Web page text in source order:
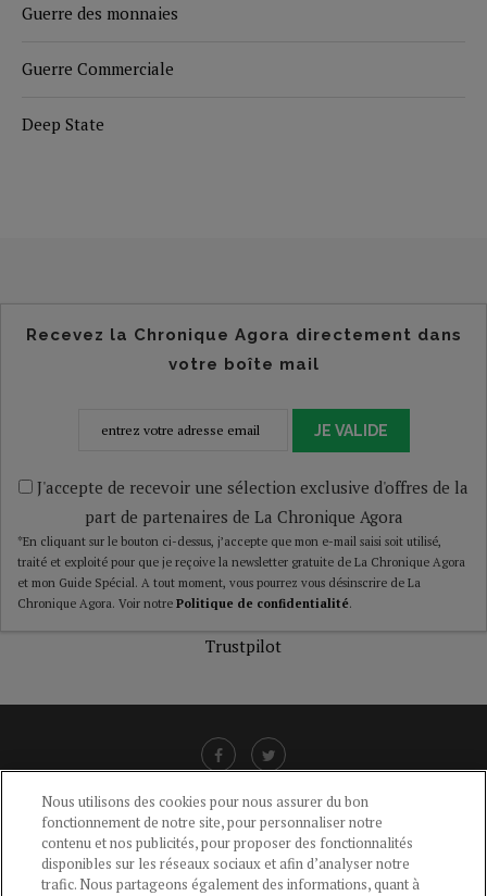
Guerre des monnaies
Guerre Commerciale
Deep State
Recevez la Chronique Agora directement dans
votre boîte mail
JE VALIDE
J'accepte de recevoir une sélection exclusive d'offres de la
part de partenaires de La Chronique Agora
*En cliquant sur le bouton ci-dessus, j’accepte que mon e-mail saisi soit utilisé,
traité et exploité pour que je reçoive la newsletter gratuite de La Chronique Agora
et mon Guide Spécial. A tout moment, vous pourrez vous désinscrire de La
Chronique Agora. Voir notre Politique de confidentialité.
Trustpilot
LIENS UTILES
CGU-POLITIQUE DE CONFIDENTIALITÉ -POLITIQUE DES COOKIES
MENTIONS LÉGALES -AIDE
Nous utilisons des cookies pour nous assurer du bon
fonctionnement de notre site, pour personnaliser notre
contenu et nos publicités, pour proposer des fonctionnalités
disponibles sur les réseaux sociaux et afin d’analyser notre
trafic. Nous partageons également des informations, quant à